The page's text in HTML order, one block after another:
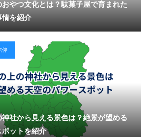
やつ文化とは？駄菓子屋で育まれた
情を紹介
仰
社から見える景色は？絶景が望める
ットを紹介